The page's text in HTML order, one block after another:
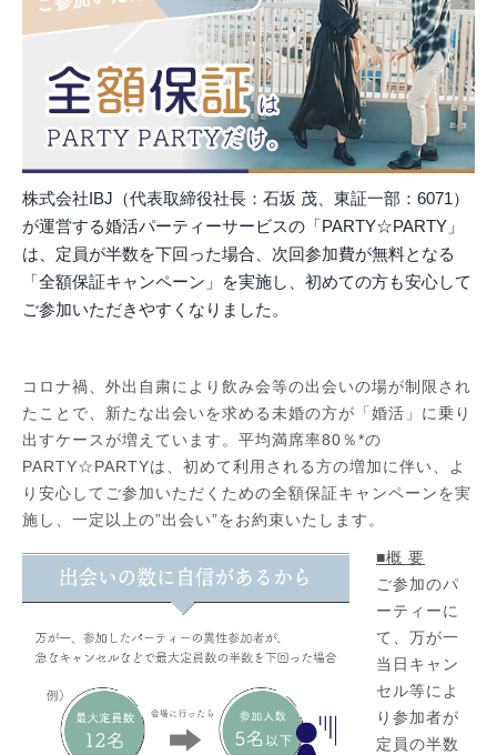
株式会社IBJ（代表取締役社長：石坂 茂、東証一部：6071）
が運営する婚活パーティーサービスの「PARTY☆PARTY」
は、定員が半数を下回った場合、次回参加費が無料となる
「全額保証キャンペーン」を実施し、初めての方も安心して
ご参加いただきやすくなりました。
コロナ禍、外出自粛により飲み会等の出会いの場が制限され
たことで、新たな出会いを求める未婚の方が「婚活」に乗り
出すケースが増えています。平均満席率80％*の
PARTY☆PARTYは、初めて利用される方の増加に伴い、よ
り安心してご参加いただくための全額保証キャンペーンを実
施し、一定以上の”出会い”をお約束いたします。
■概 要
ご参加のパ
ーティーに
て、万が一
当日キャン
セル等によ
り参加者が
定員の半数